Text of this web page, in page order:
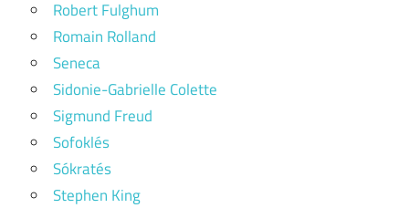
Robert Fulghum
Romain Rolland
Seneca
Sidonie-Gabrielle Colette
Sigmund Freud
Sofoklés
Sókratés
Stephen King